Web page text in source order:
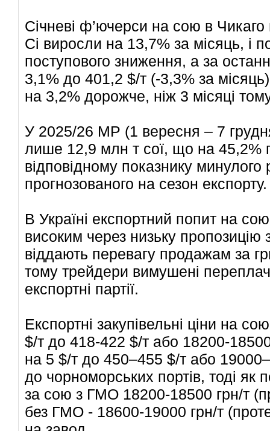
Січневі ф’ючерси на сою в Чикаго
Сі виросли на 13,7% за місяць, і
поступового зниження, а за
3,1% до 401,2 $/т (-3,3% за
на 3,2% дорожче, ніж 3 місяці
У 2025/26 МР (1 вересня – 7
лише 12,9 млн т сої, що на 45,2%
відповідному показнику минулого
прогнозованого на сезон експорту.
В Україні експортний попит на
високим через низьку пропозицію
віддають перевагу продажам за
тому трейдери вимушені
експортні партії.
Експортні закупівельні ціни на
$/т до 418-422 $/т або 18200-
на 5 $/т до 450–455 $/т або
до чорноморських портів, тоді як
за сою з ГМО 18200-18500 грн/т
без ГМО - 18600-19000 грн/т